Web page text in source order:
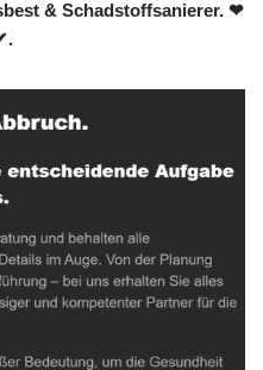
& Schadstoffsanierer. ❤